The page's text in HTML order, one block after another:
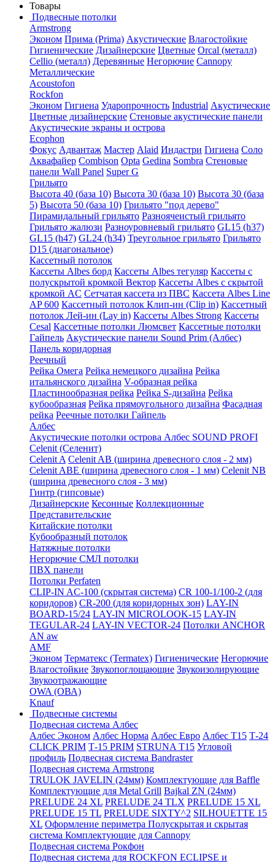
Товары
Подвесные потолки
Armstrong
Эконом Прима (Prima) Акустические Влагостойкие
Гигиенические Дизайнерские Цветные Orcal (металл)
Cellio (металл) Деревянные Негорючие Cannopy
Металлические
Acoustofon
Rockfon
Эконом Гигиена Ударопрочность Industrial Акустические
Цветные дизайнерские Стеновые акустические панели
Акустические экраны и острова
Ecophon
Фокус Адвантаж Мастер Alaid Индастри Гигиена Соло
Аквафайер Combison Opta Gedina Sombra Стеновые
панели Wall Panel Super G
Грильято
Высота 40 (база 10) Высота 30 (база 10) Высота 30 (база
5) Высота 50 (база 10) Грильято "под дерево"
Пирамидальный грильято Разноячеистый грильято
Грильято жалюзи Разноуровневый грильято GL15 (h37)
GL15 (h47) GL24 (h34) Треугольное грильято Грильято
D15 (диагональное)
Кассетный потолок
Кассеты Albes борд Кассеты Albes тегуляр Кассеты с
полускрытой кромкой Вектор Кассеты Albes с скрытой
кромкой AC Сетчатая кассета из ПВС Кассета Albes Line
AP 600 Кассетный потолок Клип-ин (Clip in) Кассетный
потолок Лей-ин (Lay in) Кассеты Albes Strong Кассеты
Cesal Кассетные потолки Люмсвет Кассетные потолки
Гайпель Акустические панели Sound Prim (Албес)
Панель коридорная
Реечный
Рейка Омега Рейка немецкого дизайна Рейка
итальянского дизайна V-образная рейка
Пластинообразная рейка Рейка S-дизайна Рейка
кубообразная Рейка прямоугольного дизайна Фасадная
рейка Реечные потолки Гайпель
Албес
Акустические потолки острова Албес SOUND PROFI
Celenit (Селенит)
Celenit A Celenit AB (ширина древесного слоя - 2 мм)
Celenit ABE (ширина древесного слоя - 1 мм) Celenit NB
(ширина древесного слоя - 3 мм)
Гинтр (гипсовые)
Дизайнерские Кесонные Коллекционные
Представительские
Китайские потолки
Кубообразный потолок
Натяжные потолки
Негорючие СМЛ потолки
ПВХ панели
Потолки Perfaten
CLIP-IN AC-100 (скрытая система) CR 100-1/100-2 (для
коридоров) CR-200 (для коридорных зон) LAY-IN
BOARD-15/24 LAY-IN MICROLOOK-15 LAY-IN
TEGULAR-24 LAY-IN VECTOR-24 Потолки ANCHOR
AN aw
AMF
Эконом Терматекс (Termatex) Гигиенические Негорючие
Влагостойкие Звукопоглощающие Звукоизолирующие
Звукоотражающие
OWA (ОВА)
Knauf
Подвесные системы
Подвесная система Албес
Албес Эконом Албес Норма Албес Евро Албес T15 Т-24
CLICK PRIM Т-15 PRIM STRUNA Т15 Угловой
профиль Подвесная система Bandraster
Подвесная система Armstrong
TRULOK JAVELIN (24мм) Комплектующие для Baffle
Комплектующие для Metal Grill Bajkal ZN (24мм)
PRELUDE 24 XL PRELUDE 24 TLX PRELUDE 15 XL
PRELUDE 15 TL PRELUDE SIXTY^2 SILHOUETTE 15
XL Оформление периметра Полускрытая и скрытая
система Комплектующие для Cannopy
Подвесная система Рокфон
Подвесная система для ROCKFON ECLIPSE и